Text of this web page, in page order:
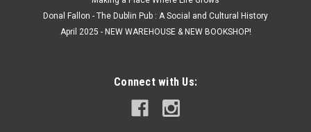
Donal Fallon - The Dublin Pub : A Social and Cultural History
April 2025 - NEW WAREHOUSE & NEW BOOKSHOP!
Connect with Us: